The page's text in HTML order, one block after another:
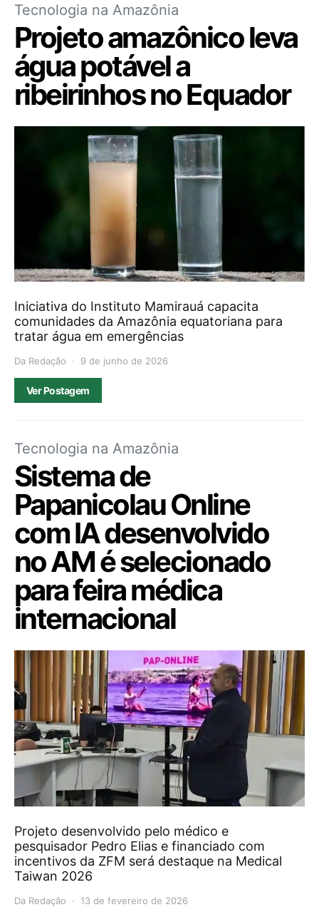
Tecnologia na Amazônia
Projeto amazônico leva
água potável a
ribeirinhos no Equador
Iniciativa do Instituto Mamirauá capacita
comunidades da Amazônia equatoriana para
tratar água em emergências
Da Redação 9 de junho de 2026
Ver Postagem
Tecnologia na Amazônia
Sistema de
Papanicolau Online
com IA desenvolvido
no AM é selecionado
para feira médica
internacional
Projeto desenvolvido pelo médico e
pesquisador Pedro Elias e financiado com
incentivos da ZFM será destaque na Medical
Taiwan 2026
Da Redação 13 de fevereiro de 2026